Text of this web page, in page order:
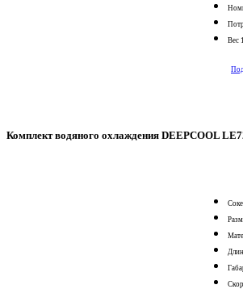
Вес
Комплект водяного охлаждения DEEPCOOL